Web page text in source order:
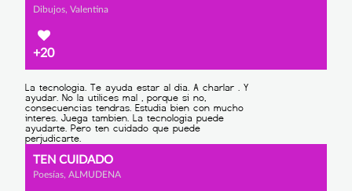
Dibujos, Valentina
+20
TEN CUIDADO
Poesías, ALMUDENA